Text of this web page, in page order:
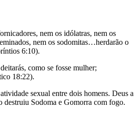
nem os idólatras, nem os
nem os sodomitas…herdarão o
6:10).
como se fosse mulher;
18:22).
sexual entre dois homens. Deus a
destruiu Sodoma e Gomorra com fogo.